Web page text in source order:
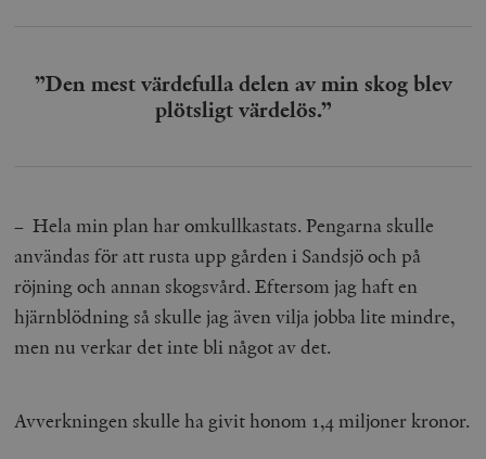
”Den mest värdefulla delen av min skog blev
plötsligt värdelös.”
– Hela min plan har omkullkastats. Pengarna skulle
användas för att rusta upp gården i Sandsjö och på
röjning och annan skogsvård. Eftersom jag haft en
hjärnblödning så skulle jag även vilja jobba lite mindre,
men nu verkar det inte bli något av det.
Avverkningen skulle ha givit honom 1,4 miljoner kronor.